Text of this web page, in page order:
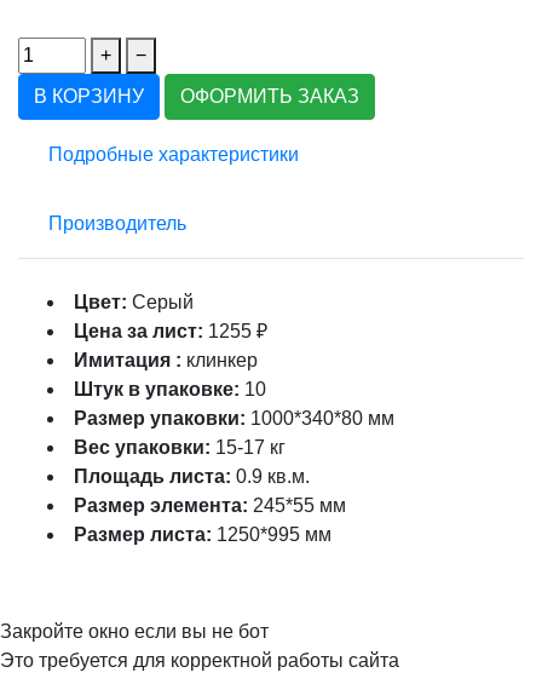
+
−
В КОРЗИНУ
ОФОРМИТЬ ЗАКАЗ
Подробные характеристики
Производитель
Цвет: Серый
Цена за лист: 1255 ₽
Имитация : клинкер
Штук в упаковке: 10
Размер упаковки: 1000*340*80 мм
Вес упаковки: 15-17 кг
Площадь листа: 0.9 кв.м.
Размер элемента: 245*55 мм
Размер листа: 1250*995 мм
Закройте окно если вы не бот
Это требуется для корректной работы сайта